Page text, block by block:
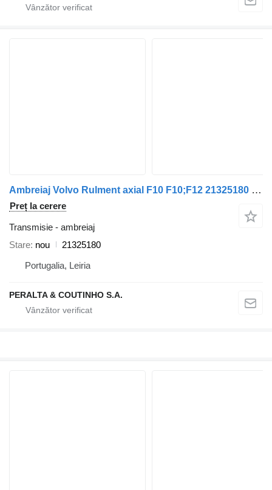
Ambreiaj Volvo Rulment axial F10 F10;F12 21325180 pentru remorcă Volvo
Preț la cerere
Transmisie - ambreiaj
Stare nou
21325180
Portugalia, Leiria
PERALTA & COUTINHO S.A.